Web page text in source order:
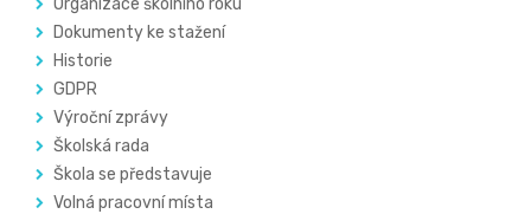
Organizace školního roku
Dokumenty ke stažení
Historie
GDPR
Výroční zprávy
Školská rada
Škola se představuje
Volná pracovní místa